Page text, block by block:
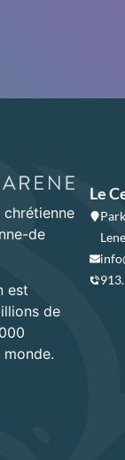
chrétienne
de
est
de
Le